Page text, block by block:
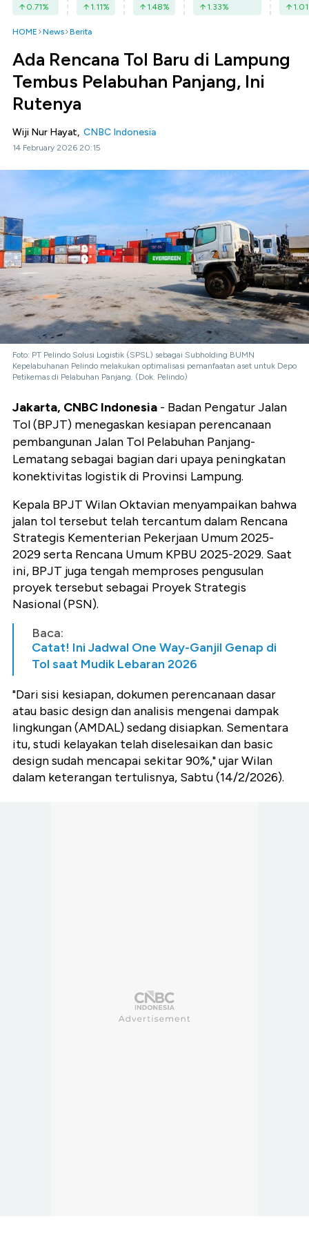
0.71% 1.11% 1.48% 1.33% 1.01
HOME News Berita
Ada Rencana Tol Baru di Lampung
Tembus Pelabuhan Panjang, Ini
Rutenya
Wiji Nur Hayat, CNBC Indonesia
14 February 2026 20:15
Foto: PT Pelindo Solusi Logistik (SPSL) sebagai Subholding BUMN
Kepelabuhanan Pelindo melakukan optimalisasi pemanfaatan aset untuk Depo
Petikemas di Pelabuhan Panjang. (Dok. Pelindo)
Jakarta, CNBC Indonesia - Badan Pengatur Jalan
Tol (BPJT) menegaskan kesiapan perencanaan
pembangunan Jalan Tol Pelabuhan Panjang-
Lematang sebagai bagian dari upaya peningkatan
konektivitas logistik di Provinsi Lampung.
Kepala BPJT Wilan Oktavian menyampaikan bahwa
jalan tol tersebut telah tercantum dalam Rencana
Strategis Kementerian Pekerjaan Umum 2025-
2029 serta Rencana Umum KPBU 2025-2029. Saat
ini, BPJT juga tengah memproses pengusulan
proyek tersebut sebagai Proyek Strategis
Nasional (PSN).
Baca:
Catat! Ini Jadwal One Way-Ganjil Genap di
Tol saat Mudik Lebaran 2026
"Dari sisi kesiapan, dokumen perencanaan dasar
atau basic design dan analisis mengenai dampak
lingkungan (AMDAL) sedang disiapkan. Sementara
itu, studi kelayakan telah diselesaikan dan basic
design sudah mencapai sekitar 90%," ujar Wilan
dalam keterangan tertulisnya, Sabtu (14/2/2026).